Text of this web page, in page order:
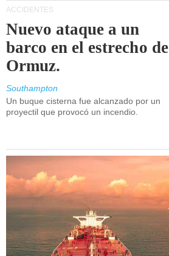
ACCIDENTES
Nuevo ataque a un
barco en el estrecho de
Ormuz.
Southampton
Un buque cisterna fue alcanzado por un
proyectil que provocó un incendio.